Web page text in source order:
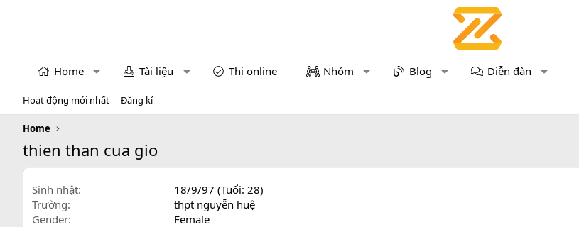
Home Tài liệu Thi online Nhóm Blog Diễn đàn
Hoạt động mới nhất Đăng kí
Home
thien than cua gio
Sinh nhật
18/9/97 (Tuổi: 28)
Trường
thpt nguyễn huệ
Gender
Female